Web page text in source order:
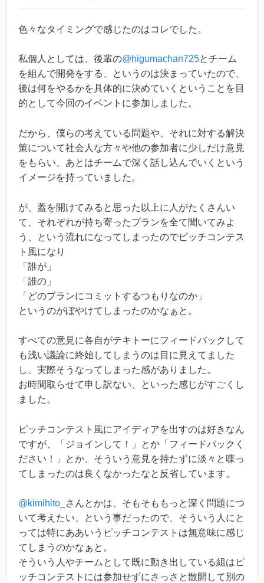
色々なタイミングで感じたのはコレでした。
私個人としては、後輩の@higumachan725とチーム
を組んで開発をする、というのは決まっていたので、
後は何をやるかを具体的に決めていくということを目
的として今回のイベントに参加しました。
だから、僕らの考えている問題や、それに対する解決
策について社会人な方々や他の参加者に少しだけ意見
をもらい、あとはチームで深く話し込んでいくという
イメージを持っていました。
が、蓋を開けてみると思った以上に人がたくさんい
て、それぞれが持ち寄ったプランを全て聞いてみよ
う、という流れになってしまったのでピッチコンテス
ト風になり
「誰が」
「誰の」
「どのプランにコミットするつもりなのか」
というのがぼやけてしまったのかなぁと。
すべての意見に各自がテキトーにフィードバックして
も浅い議論に終始してしまうのは目に見えてました
し、実際そうなってしまった感がありました。
お時間取らせて申し訳ない、といった感じがすごくし
ました。
ピッチコンテスト風にアイディアを出すのは好きなん
ですが、「ジョインして！」とか「フィードバックく
ださい！」とか、そういう意見を持たずに淡々と喋っ
てしまったのは良くなかったなと反省しています。
@kimihito_
さんとかは、そもそももっと深く問題につ
いて考えたい、という事だったので、そういう人にと
っては特にああいうピッチコンテストは無意味に感じ
てしまうのかなぁと。
そういう人やチームとして既に動き出している組はピ
ッチコンテストには参加せずにさっさと散開して別の